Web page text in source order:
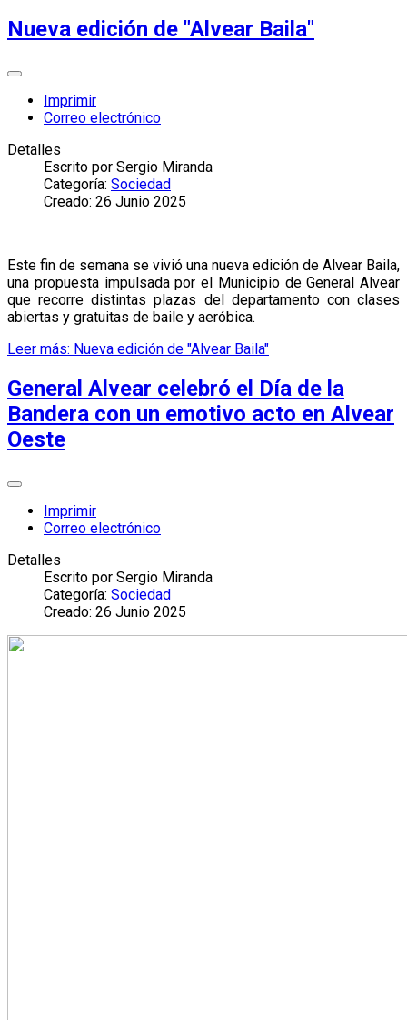
Nueva edición de "Alvear Baila"
Imprimir
Correo electrónico
Detalles
Escrito por Sergio Miranda
Categoría: Sociedad
Creado: 26 Junio 2025
Este fin de semana se vivió una nueva edición de Alvear Baila,
una propuesta impulsada por el Municipio de General Alvear
que recorre distintas plazas del departamento con clases
abiertas y gratuitas de baile y aeróbica.
Leer más: Nueva edición de "Alvear Baila"
General Alvear celebró el Día de la
Bandera con un emotivo acto en Alvear
Oeste
Imprimir
Correo electrónico
Detalles
Escrito por Sergio Miranda
Categoría: Sociedad
Creado: 26 Junio 2025